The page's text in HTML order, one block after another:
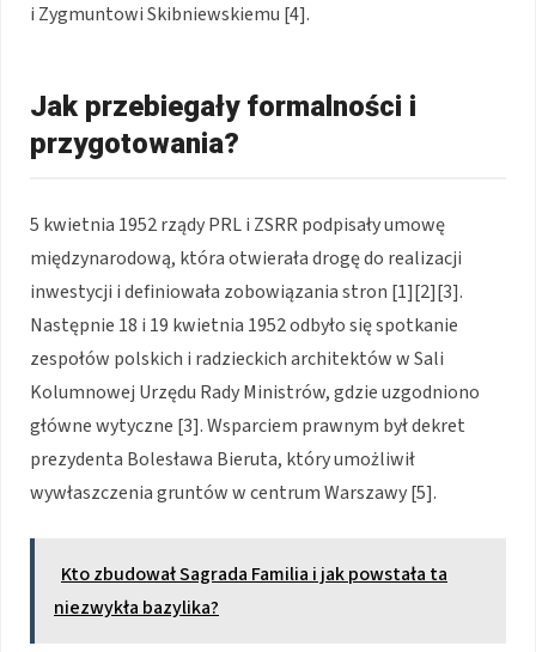
i Zygmuntowi Skibniewskiemu [4].
Jak przebiegały formalności i
przygotowania?
5 kwietnia 1952 rządy PRL i ZSRR podpisały umowę
międzynarodową, która otwierała drogę do realizacji
inwestycji i definiowała zobowiązania stron [1][2][3].
Następnie 18 i 19 kwietnia 1952 odbyło się spotkanie
zespołów polskich i radzieckich architektów w Sali
Kolumnowej Urzędu Rady Ministrów, gdzie uzgodniono
główne wytyczne [3]. Wsparciem prawnym był dekret
prezydenta Bolesława Bieruta, który umożliwił
wywłaszczenia gruntów w centrum Warszawy [5].
Kto zbudował Sagrada Familia i jak powstała ta
niezwykła bazylika?